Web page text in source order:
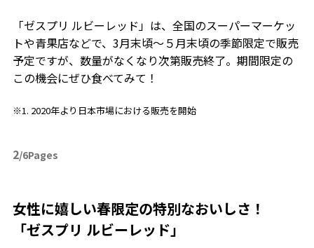
「ゼスプリ ルビーレッド」は、全国のスーパーマーケッ
トや青果店などで、3月末頃～５月末頃の季節限定で販売
予定ですが、数量がなくなり次第販売終了。期間限定の
この機会にぜひ食べてみて！
※1. 2020年より日本市場における販売を開始
2/6Pages
女性に嬉しい春限定の特別なおいしさ！
「ゼスプリ ルビーレッド」